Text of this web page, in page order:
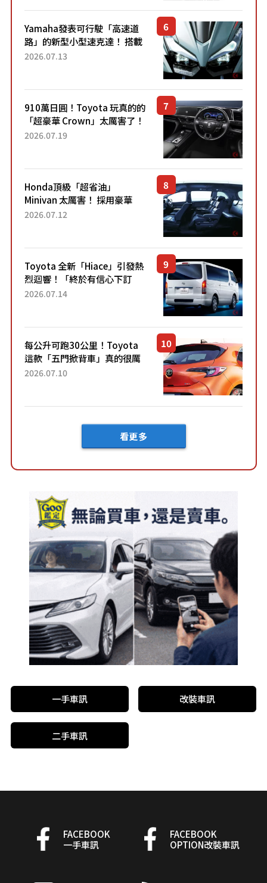
Yamaha發表可行駛「高速道
路」的新型小型速克達！ 搭載
能享受超強勁「渦輪感」的動
2026.07.13
910萬日圓！Toyota 玩真的的
「超豪華 Crown」太厲害了！
採用由「匠人技藝」打造的
2026.07.19
Honda頂級「超省油」
Minivan 太厲害！ 採用豪華
「真皮座椅」與專屬「黑色內
「三...
2026.07.12
Toyota 全新「Hiace」引發熱
烈迴響！「終於有信心下訂
了！」「哪個等級交車最
車？...
2026.07.14
每公升可跑30公里！Toyota
這款「五門掀背車」真的很厲
害！ 擁有全長4.3公尺的「剛剛
2026.07.10
看更多
一手車訊 改裝車訊
二手車訊
FACEBOOK
一手車訊
FACEBOOK
OPTION改裝車訊